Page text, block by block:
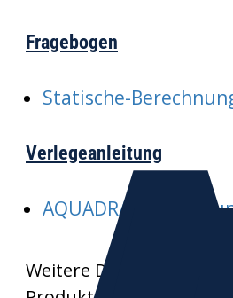
Fragebogen
Statische-
Verlegeanleitung
AQUADRAIN-
Weitere Datenblätter und